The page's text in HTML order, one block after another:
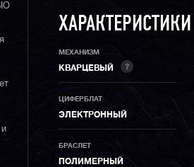
и
ХАРАКТЕРИСТИКИ
МЕХАНИЗМ
КВАРЦЕВЫЙ ?
ЦИФЕРБЛАТ
ЭЛЕКТРОННЫЙ
БРАСЛЕТ
ПОЛИМЕРНЫЙ